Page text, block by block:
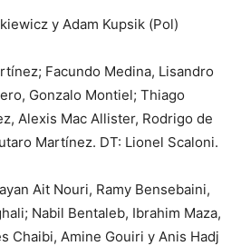
y Adam Kupsik (Pol)
Facundo Medina, Lisandro
Gonzalo Montiel; Thiago
Alexis Mac Allister, Rodrigo de
Martínez. DT: Lionel Scaloni.
Ait Nouri, Ramy Bensebaini,
Nabil Bentaleb, Ibrahim Maza,
Chaibi, Amine Gouiri y Anis Hadj